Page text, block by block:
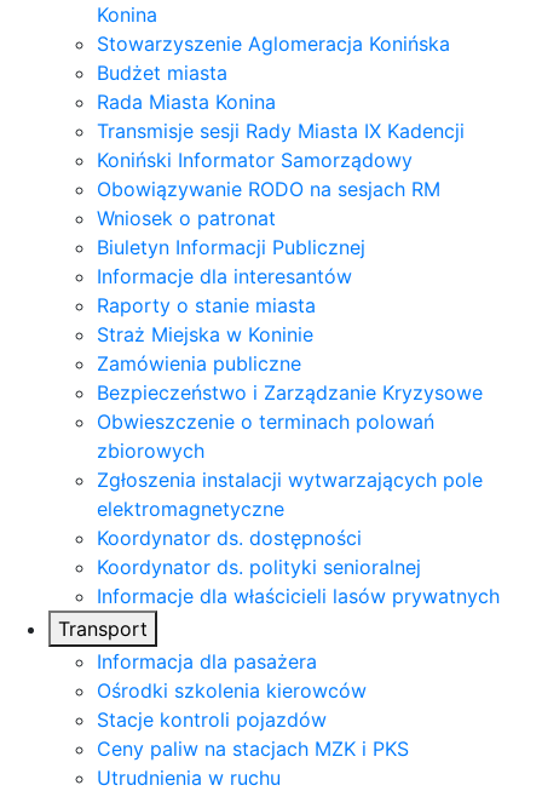
Konina
Stowarzyszenie Aglomeracja Konińska
Budżet miasta
Rada Miasta Konina
Transmisje sesji Rady Miasta IX Kadencji
Koniński Informator Samorządowy
Obowiązywanie RODO na sesjach RM
Wniosek o patronat
Biuletyn Informacji Publicznej
Informacje dla interesantów
Raporty o stanie miasta
Straż Miejska w Koninie
Zamówienia publiczne
Bezpieczeństwo i Zarządzanie Kryzysowe
Obwieszczenie o terminach polowań
zbiorowych
Zgłoszenia instalacji wytwarzających pole
elektromagnetyczne
Koordynator ds. dostępności
Koordynator ds. polityki senioralnej
Informacje dla właścicieli lasów prywatnych
Transport
Informacja dla pasażera
Ośrodki szkolenia kierowców
Stacje kontroli pojazdów
Ceny paliw na stacjach MZK i PKS
Utrudnienia w ruchu